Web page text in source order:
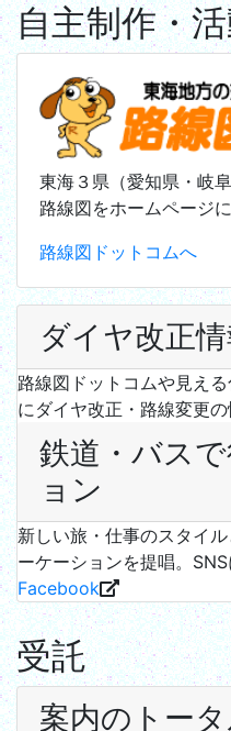
自主制作・
東海３県（愛知県・岐
路線図をホームページ
路線図ドットコムへ
ダイヤ改正
路線図ドットコムや見え
にダイヤ改正・路線変更
鉄道・バス
ョン
新しい旅・仕事のスタイ
ーケーションを提唱。SNS
Facebook
受託
案内のトー